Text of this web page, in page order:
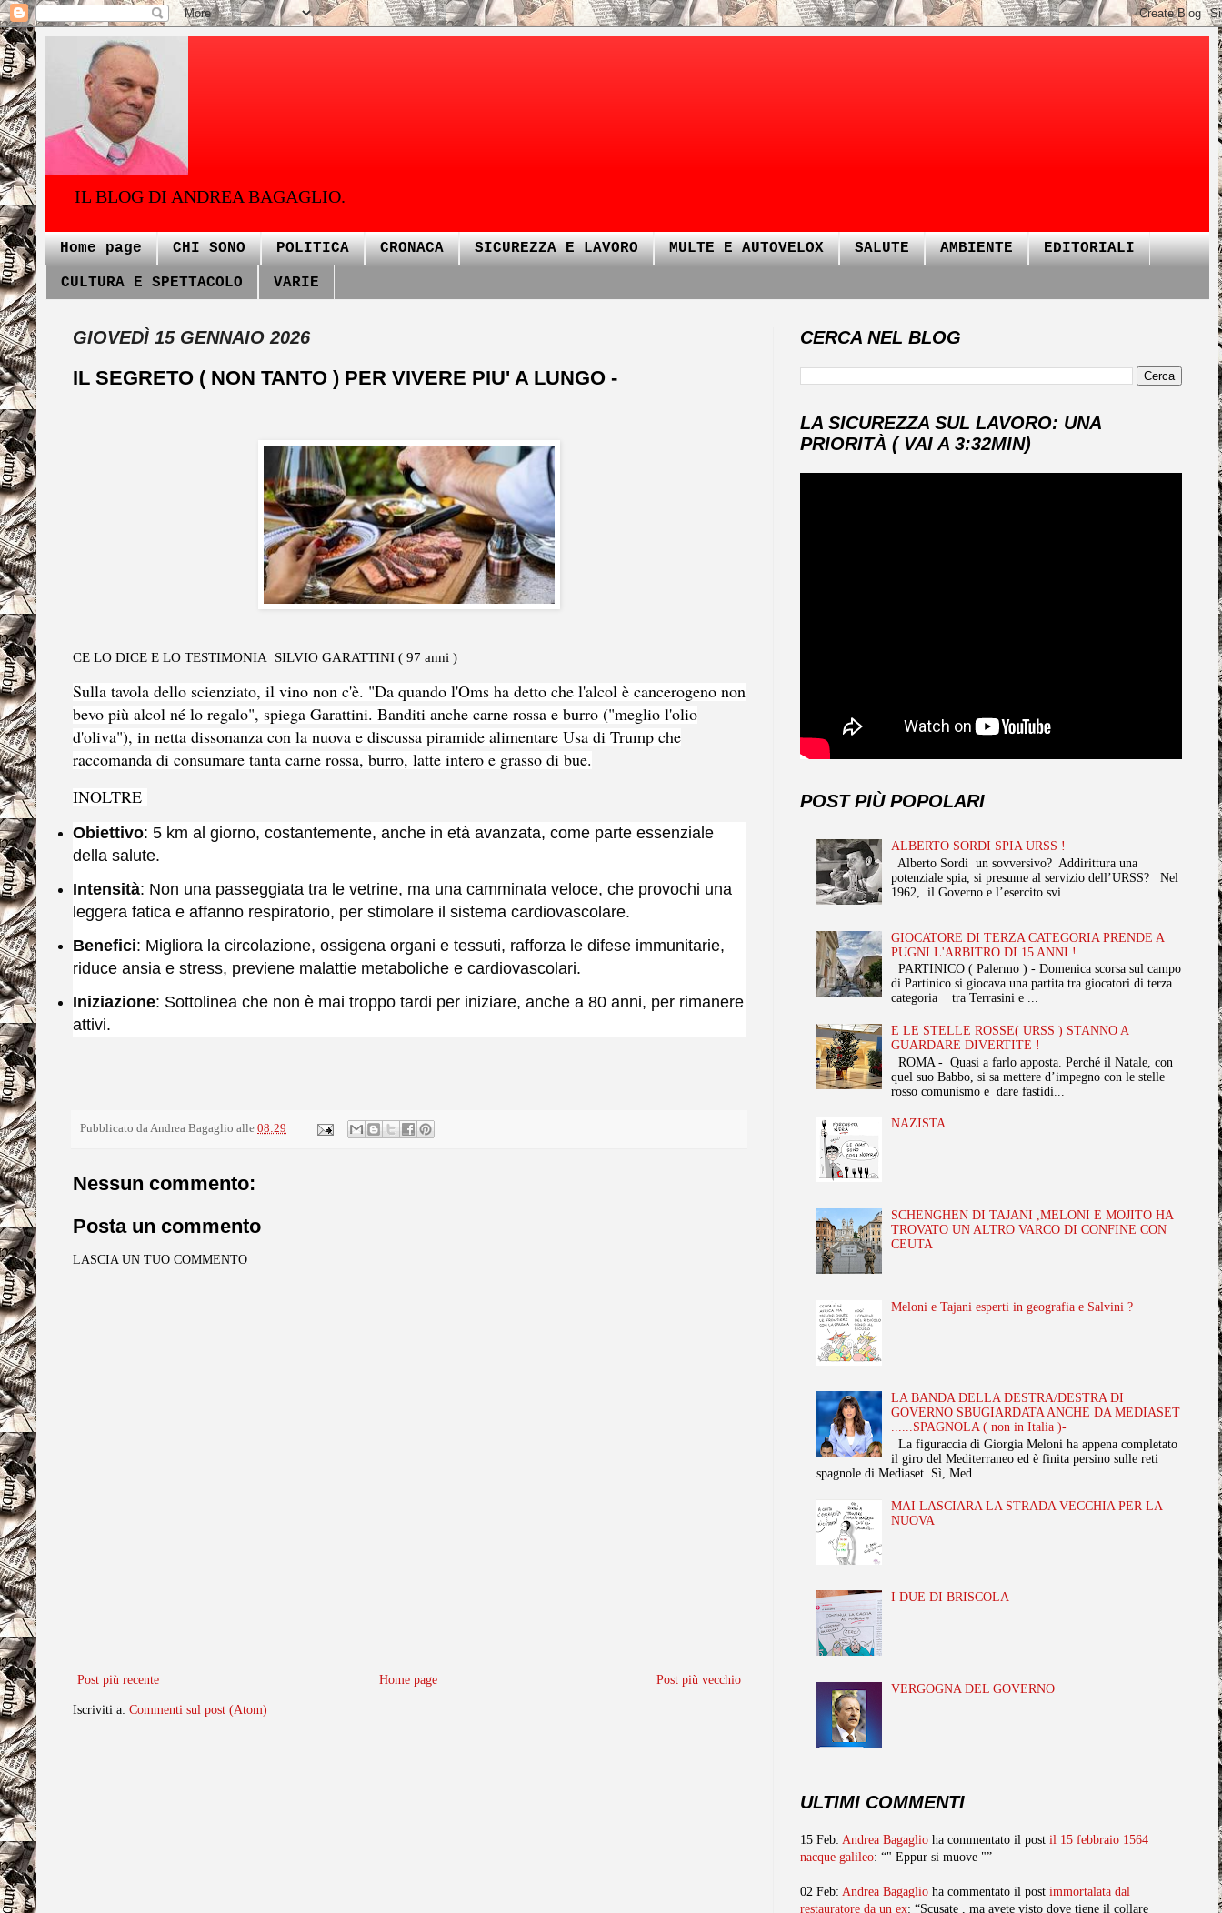
IL BLOG DI ANDREA BAGAGLIO.
Home page CHI SONO POLITICA CRONACA SICUREZZA E LAVORO MULTE E AUTOVELOX SALUTE AMBIENTE EDITORIALI
CULTURA E SPETTACOLO VARIE
GIOVEDÌ 15 GENNAIO 2026
IL SEGRETO ( NON TANTO ) PER VIVERE PIU' A LUNGO -
CE LO DICE E LO TESTIMONIA SILVIO GARATTINI ( 97 anni )
Sulla tavola dello scienziato, il vino non c'è. "Da quando l'Oms ha detto che l'alcol è cancerogeno non
bevo più alcol né lo regalo", spiega Garattini. Banditi anche carne rossa e burro ("meglio l'olio
d'oliva"), in netta dissonanza con la nuova e discussa piramide alimentare Usa di Trump che
raccomanda di consumare tanta carne rossa, burro, latte intero e grasso di bue.
INOLTRE
Obiettivo: 5 km al giorno, costantemente, anche in età avanzata, come parte essenziale
della salute.
Intensità: Non una passeggiata tra le vetrine, ma una camminata veloce, che provochi una
leggera fatica e affanno respiratorio, per stimolare il sistema cardiovascolare.
Benefici: Migliora la circolazione, ossigena organi e tessuti, rafforza le difese immunitarie,
riduce ansia e stress, previene malattie metaboliche e cardiovascolari.
Iniziazione: Sottolinea che non è mai troppo tardi per iniziare, anche a 80 anni, per rimanere
attivi.
Pubblicato daAndrea Bagaglio alle 08:29
Nessun commento:
Posta un commento
LASCIA UN TUO COMMENTO
Post più recente Post più vecchio
Home page
Iscriviti a: Commenti sul post (Atom)
CERCA NEL BLOG
LA SICUREZZA SUL LAVORO: UNA
PRIORITÀ ( VAI A 3:32MIN)
POST PIÙ POPOLARI
ALBERTO SORDI SPIA URSS !
Alberto Sordi un sovversivo? Addirittura una
potenziale spia, si presume al servizio dell’URSS? Nel
1962, il Governo e l’esercito svi...
GIOCATORE DI TERZA CATEGORIA PRENDE A
PUGNI L'ARBITRO DI 15 ANNI !
PARTINICO ( Palermo ) - Domenica scorsa sul campo
di Partinico si giocava una partita tra giocatori di terza
categoria tra Terrasini e ...
E LE STELLE ROSSE( URSS ) STANNO A
GUARDARE DIVERTITE !
ROMA - Quasi a farlo apposta. Perché il Natale, con
quel suo Babbo, si sa mettere d’impegno con le stelle
rosso comunismo e dare fastidi...
NAZISTA
SCHENGHEN DI TAJANI ,MELONI E MOJITO HA
TROVATO UN ALTRO VARCO DI CONFINE CON
CEUTA
Meloni e Tajani esperti in geografia e Salvini ?
LA BANDA DELLA DESTRA/DESTRA DI
GOVERNO SBUGIARDATA ANCHE DA MEDIASET
......SPAGNOLA ( non in Italia )-
La figuraccia di Giorgia Meloni ha appena completato
il giro del Mediterraneo ed è finita persino sulle reti
spagnole di Mediaset. Sì, Med...
MAI LASCIARA LA STRADA VECCHIA PER LA
NUOVA
I DUE DI BRISCOLA
VERGOGNA DEL GOVERNO
ULTIMI COMMENTI
15 Feb: Andrea Bagaglio ha commentato il post il 15 febbraio 1564
nacque galileo: “" Eppur si muove "”
02 Feb: Andrea Bagaglio ha commentato il post immortalata dal
restauratore da un ex: “Scusate , ma avete visto dove tiene il collare